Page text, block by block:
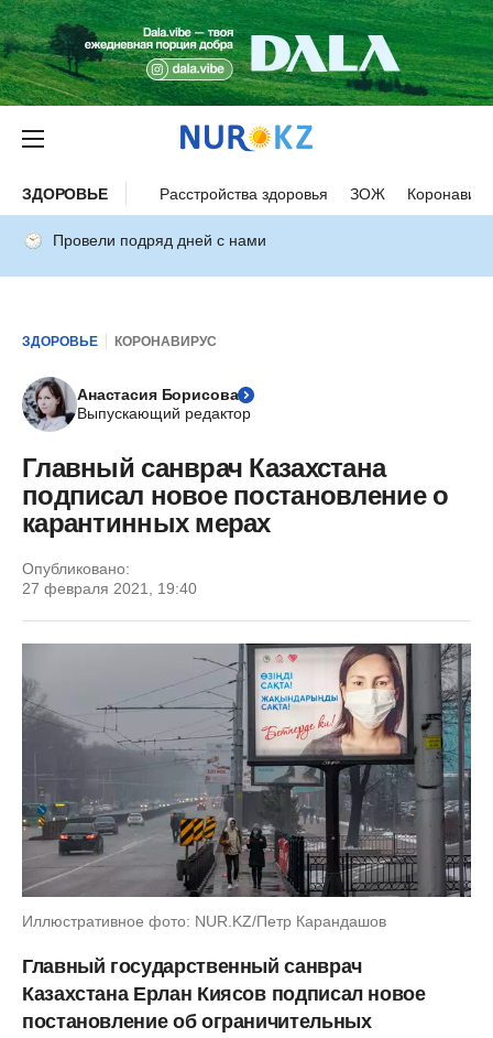
ЗДОРОВЬЕ Расстройства здоровья ЗОЖ
Провели подряд дней с нами
ЗДОРОВЬЕ КОРОНАВИРУС
Анастасия Борисова
Выпускающий редактор
Главный санврач Казахстана
подписал новое постановление о
карантинных мерах
Опубликовано:
27 февраля 2021, 19:40
Иллюстративное фото: NUR.KZ/Петр Карандашов
Главный государственный санврач
Казахстана Ерлан Киясов подписал новое
постановление об ограничительных